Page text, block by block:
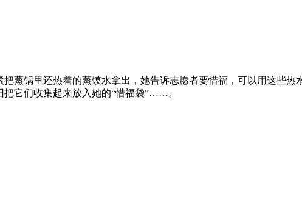
蒸锅里还热着的蒸馍水拿出，她告诉志愿者要惜福，可以用这些
它们收集起来放入她的“惜福袋”……。